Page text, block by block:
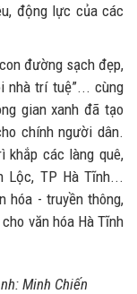
động lực của các
đường sạch đẹp,
nhà trí tuệ”... cùng
gian xanh đã tạo
chính người dân.
khắp các làng quê,
Lộc, TP Hà Tĩnh...
hóa - truyền thông,
văn hóa Hà Tĩnh
Minh Chiến